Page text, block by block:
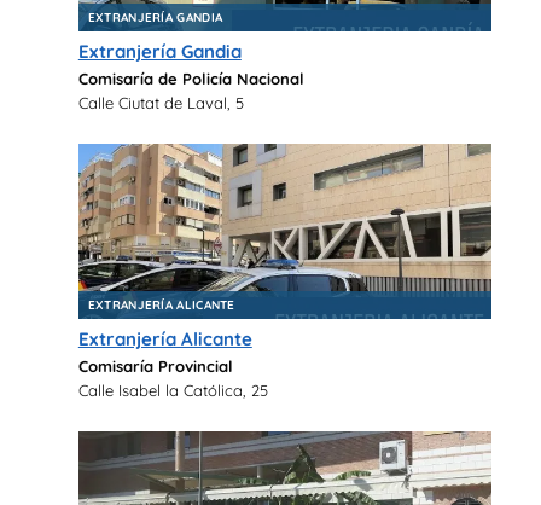
EXTRANJERÍA GANDIA
Extranjería Gandia
Comisaría de Policía Nacional
Calle Ciutat de Laval, 5
EXTRANJERÍA ALICANTE
Extranjería Alicante
Comisaría Provincial
Calle Isabel la Católica, 25